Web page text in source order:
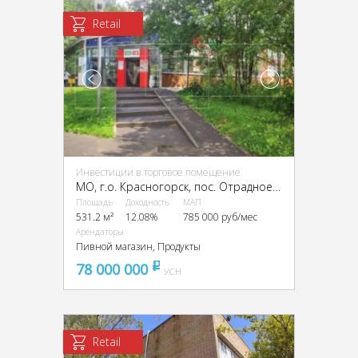
Retail
Инвестиции в торговое помещение
МО, г.о. Красногорск, пос. Отрадное, Лесная ул., 17А
Площадь
531.2 м²
Доходность
12.08%
МАП
785 000 руб/мес
Арендаторы
Пивной магазин, Продукты
78 000 000 pуб
УСН
Retail